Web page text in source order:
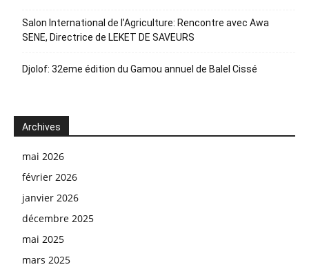
Salon International de l’Agriculture: Rencontre avec Awa
SENE, Directrice de LEKET DE SAVEURS
Djolof: 32eme édition du Gamou annuel de Balel Cissé
Archives
mai 2026
février 2026
janvier 2026
décembre 2025
mai 2025
mars 2025